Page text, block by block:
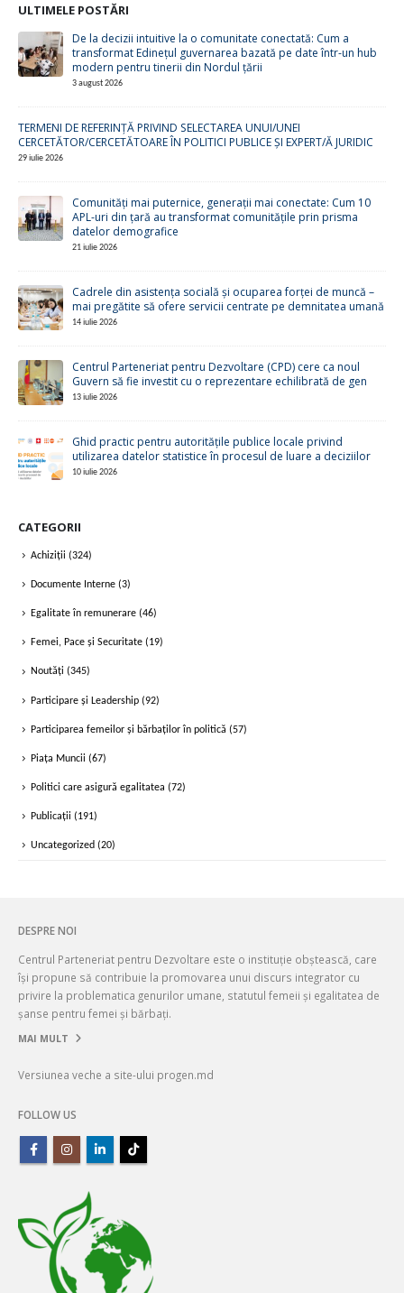
ULTIMELE POSTĂRI
De la decizii intuitive la o comunitate conectată: Cum a
transformat Edinețul guvernarea bazată pe date într-un hub
modern pentru tinerii din Nordul țării
3 august 2026
TERMENI DE REFERINȚĂ PRIVIND SELECTAREA UNUI/UNEI
CERCETĂTOR/CERCETĂTOARE ÎN POLITICI PUBLICE ȘI EXPERT/Ă JURIDIC
29 iulie 2026
Comunități mai puternice, generații mai conectate: Cum 10
APL-uri din țară au transformat comunitățile prin prisma
datelor demografice
21 iulie 2026
Cadrele din asistența socială și ocuparea forței de muncă –
mai pregătite să ofere servicii centrate pe demnitatea umană
14 iulie 2026
Centrul Parteneriat pentru Dezvoltare (CPD) cere ca noul
Guvern să fie investit cu o reprezentare echilibrată de gen
13 iulie 2026
Ghid practic pentru autoritățile publice locale privind
utilizarea datelor statistice în procesul de luare a deciziilor
10 iulie 2026
CATEGORII
Achiziții (324)
Documente Interne (3)
Egalitate în remunerare (46)
Femei, Pace și Securitate (19)
Noutăți (345)
Participare și Leadership (92)
Participarea femeilor și bărbaților în politică (57)
Piața Muncii (67)
Politici care asigură egalitatea (72)
Publicații (191)
Uncategorized (20)
DESPRE NOI
Centrul Parteneriat pentru Dezvoltare este o instituție obștească, care
își propune să contribuie la promovarea unui discurs integrator cu
privire la problematica genurilor umane, statutul femeii și egalitatea de
șanse pentru femei și bărbați.
MAI MULT
Versiunea veche a site-ului progen.md
FOLLOW US